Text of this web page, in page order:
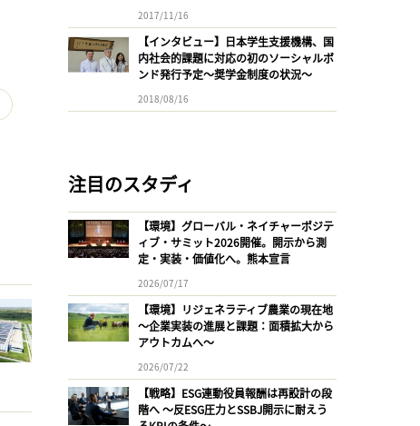
2017/11/16
【インタビュー】日本学生支援機構、国
内社会的課題に対応の初のソーシャルボ
ンド発行予定〜奨学金制度の状況〜
2018/08/16
注目のスタディ
【環境】グローバル・ネイチャーポジテ
ィブ・サミット2026開催。開示から測
定・実装・価値化へ。熊本宣言
2026/07/17
【環境】リジェネラティブ農業の現在地
〜企業実装の進展と課題：面積拡大から
アウトカムへ〜
2026/07/22
【戦略】ESG連動役員報酬は再設計の段
階へ 〜反ESG圧力とSSBJ開示に耐えう